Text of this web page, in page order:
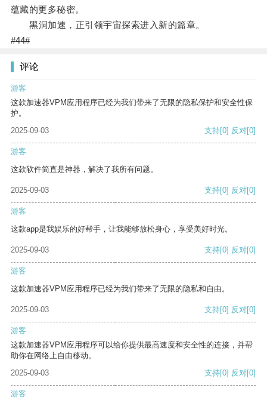
蕴藏的更多秘密。
黑洞加速，正引领宇宙探索进入新的篇章。
#44#
评论
游客
这款加速器VPM应用程序已经为我们带来了无限的隐私保护和安全性保
护。
2025-09-03
支持[0] 反对[0]
游客
这款软件简直是神器，解决了我所有问题。
2025-09-03 支持[0] 反对[0]
游客
这款app是我娱乐的好帮手，让我能够放松身心，享受美好时光。
2025-09-03 支持[0] 反对[0]
游客
这款加速器VPM应用程序已经为我们带来了无限的隐私和自由。
2025-09-03 支持[0] 反对[0]
游客
这款加速器VPM应用程序可以给你提供最高速度和安全性的连接，并帮
助你在网络上自由移动。
2025-09-03
支持[0] 反对[0]
游客